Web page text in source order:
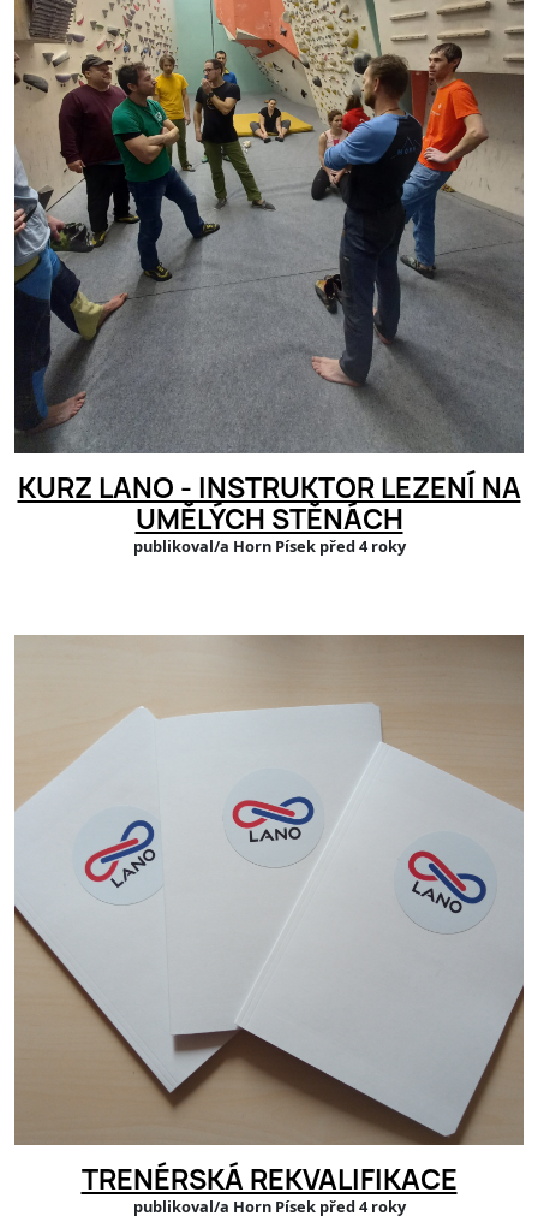
KURZ LANO - INSTRUKTOR LEZENÍ NA
UMĚLÝCH STĚNÁCH
publikoval/a Horn Písek před 4 roky
TRENÉRSKÁ REKVALIFIKACE
publikoval/a Horn Písek před 4 roky